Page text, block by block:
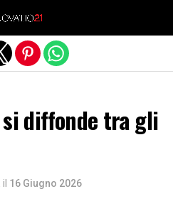
diffonde tra gli
il 16 Giugno 2026
version